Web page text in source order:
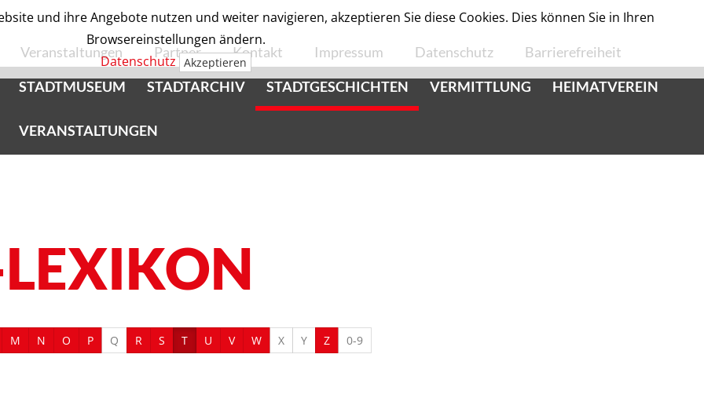
und ihre Angebote nutzen und weiter navigieren, akzeptieren Sie diese Cookies. Dies können Sie in Ihren
Browsereinstellungen ändern.
Datenschutz Akzeptieren
Veranstaltungen Partner Kontakt Impressum Datenschutz
Barrierefreiheit
STADTMUSEUM
STADTARCHIV STADTGESCHICHTEN VERMITTLUNG HEIMATVEREIN
VERANSTALTUNGEN
M N O P Q R S T U V W X Y Z 0-9